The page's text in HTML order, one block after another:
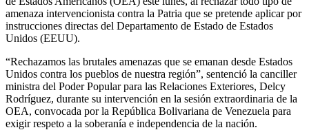
amenaza intervencionista contra la Patria que se pretende aplicar por
instrucciones directas del Departamento de Estado de Estados
Unidos (EEUU).
“Rechazamos las brutales amenazas que se emanan desde Estados
Unidos contra los pueblos de nuestra región”, sentenció la canciller
ministra del Poder Popular para las Relaciones Exteriores, Delcy
Rodríguez, durante su intervención en la sesión extraordinaria de la
OEA, convocada por la República Bolivariana de Venezuela para
exigir respeto a la soberanía e independencia de la nación.